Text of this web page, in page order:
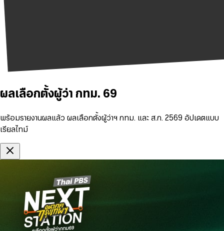
ผลเลือกตั้งผู้ว่า กทม. 69
พร้อมรายงานผลแล้ว ผลเลือกตั้งผู้ว่าฯ กทม. และ ส.ก. 2569 อัปเดตแบบ
เรียลไทม์